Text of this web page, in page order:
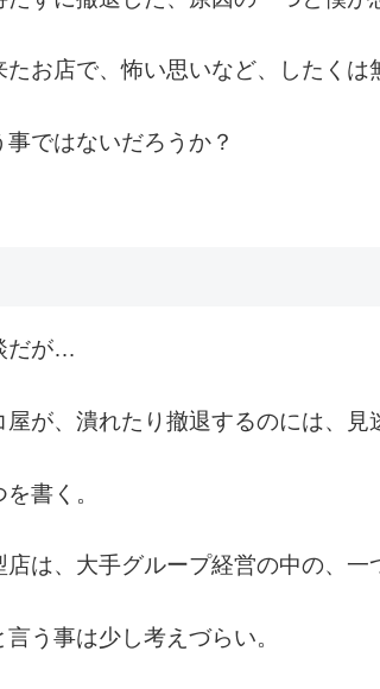
たお店で、怖い思いなど、したくは
事ではないだろうか？
だが…
屋が、潰れたり撤退するのには、見
書く。
店は、大手グループ経営の中の、一
う事は少し考えづらい。